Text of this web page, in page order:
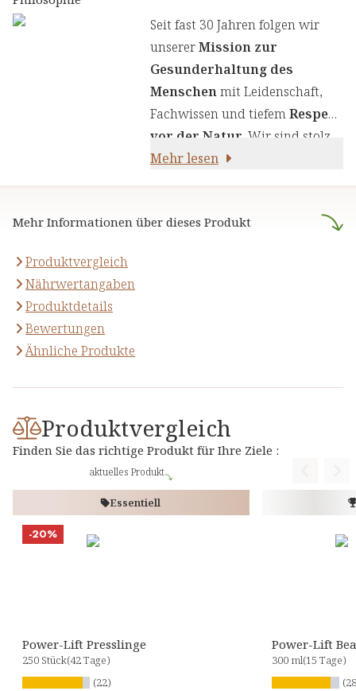
Wir legen großen Wert auf
einen genauen Auswahlprozess
unserer Inhaltsstoffe, um Ihnen
sorgfältig zusammengestellte
Produkte zu liefern. Wir nutzen
die Kraft von Kräutern,
Pflanzenstoffen und anderen
Wohlbefinden.
Mehr Informationen über dieses Produkt
Produktvergleich
Nährwertangaben
Produktdetails
Bewertungen
Ähnliche Produkte
Produktvergleich
Finden Sie das richtige Produkt für Ihre Ziele :
aktuelles Produkt
Essentiell
-20%
Power-Lift Presslinge
250 Stück(42 Tage)
(22)
Power-Lift
300 ml(15 Tage)
Seit fast 30 Jahren folgen wir
unsererMission zur
Gesunderhaltung des
Menschenmit Leidenschaft,
Fachwissen und tiefemRespekt
vor der Natur . Wir sind stolz
darauf,naturreine Produkte
stützen.
Mehr lesen